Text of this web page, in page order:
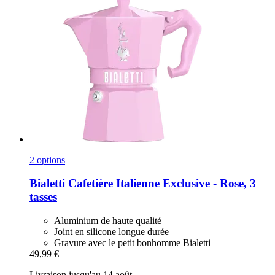
2 options
Bialetti Cafetière Italienne Exclusive -​ Rose, 3
tasses
Aluminium de haute qualité
Joint en silicone longue durée
Gravure avec le petit bonhomme Bialetti
49,99 €